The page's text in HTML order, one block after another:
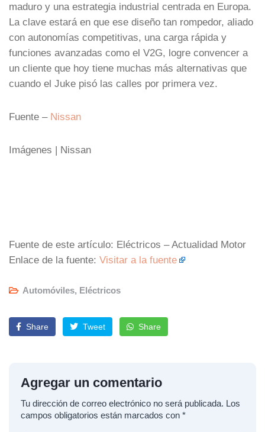
maduro y una estrategia industrial centrada en Europa.
La clave estará en que ese diseño tan rompedor, aliado
con autonomías competitivas, una carga rápida y
funciones avanzadas como el V2G, logre convencer a
un cliente que hoy tiene muchas más alternativas que
cuando el Juke pisó las calles por primera vez.
Fuente – Nissan
Imágenes | Nissan
Fuente de este artículo: Eléctricos – Actualidad Motor
Enlace de la fuente: Visitar a la fuente
Automóviles, Eléctricos
Share Tweet Share
Agregar un comentario
Tu dirección de correo electrónico no será publicada. Los
campos obligatorios están marcados con *